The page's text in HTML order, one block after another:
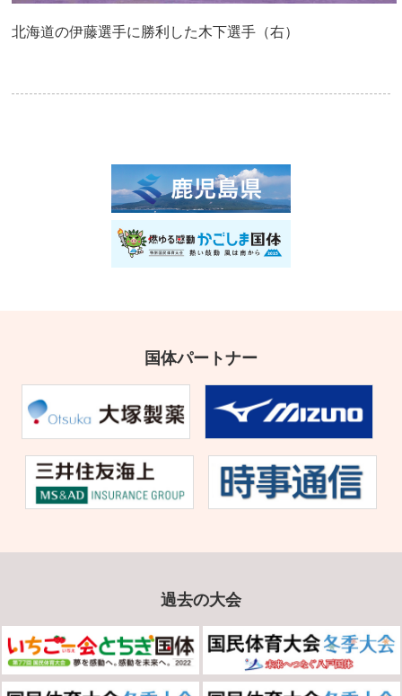
北海道の伊藤選手に勝利した木下選手（右）
国体パートナー
過去の大会